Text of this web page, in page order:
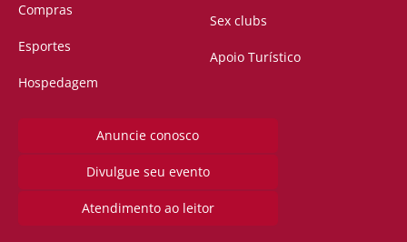
Compras
Esportes
Hospedagem
Sex clubs
Apoio Turístico
Anuncie conosco
Divulgue seu evento
Atendimento ao leitor